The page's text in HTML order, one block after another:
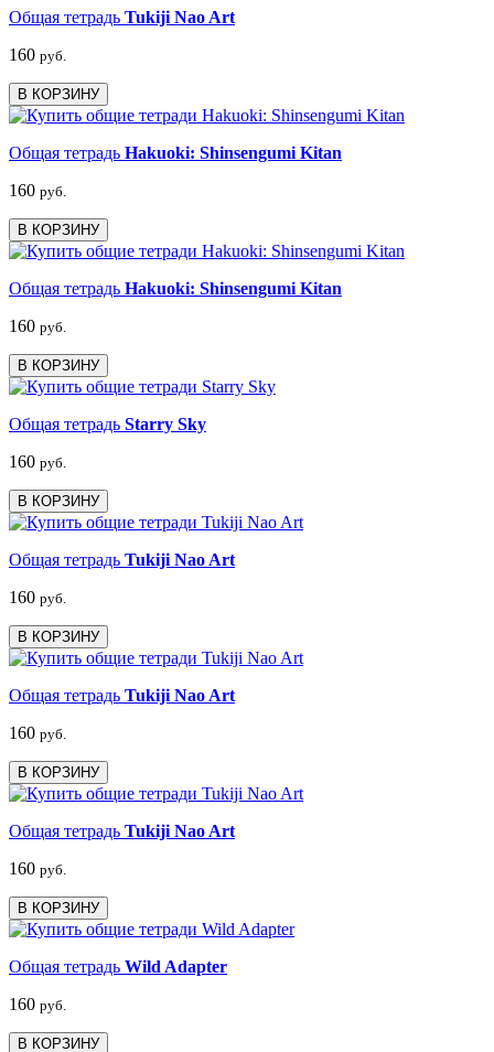
Общая тетрадь Tukiji Nao Art
160 руб.
В КОРЗИНУ
Общая тетрадь Hakuoki: Shinsengumi Kitan
160 руб.
В КОРЗИНУ
Общая тетрадь Hakuoki: Shinsengumi Kitan
160 руб.
В КОРЗИНУ
Общая тетрадь Starry Sky
160 руб.
В КОРЗИНУ
Общая тетрадь Tukiji Nao Art
160 руб.
В КОРЗИНУ
Общая тетрадь Tukiji Nao Art
160 руб.
В КОРЗИНУ
Общая тетрадь Tukiji Nao Art
160 руб.
В КОРЗИНУ
Общая тетрадь Wild Adapter
160 руб.
В КОРЗИНУ